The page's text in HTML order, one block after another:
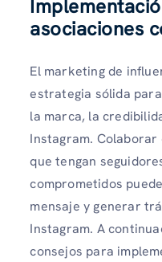
asociaciones
El marketing de
estrategia sólida
la marca, la
Instagram.
que tengan
comprometidos
mensaje y generar
Instagram. A
consejos para